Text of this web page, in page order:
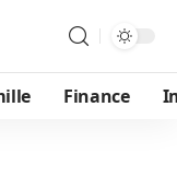
Finance